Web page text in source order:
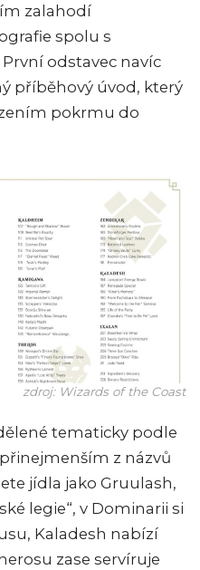
zalahodí
spolu s
odstavec navíc
příběhový úvod, který
pokrmu do
zdroj: Wizards of the Coast
tematicky podle
z názvů
jídla jako Gruulash,
legie“, v Dominarii si
Kaladesh nabízí
zase servíruje